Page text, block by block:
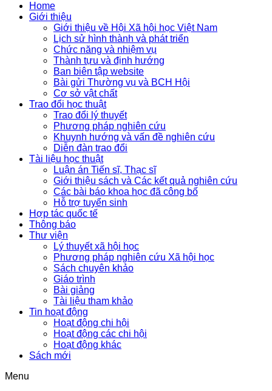
Home
Giới thiệu
Giới thiệu về Hội Xã hội học Việt Nam
Lịch sử hình thành và phát triển
Chức năng và nhiệm vụ
Thành tựu và định hướng
Ban biên tập website
Bài gửi Thường vụ và BCH Hội
Cơ sở vật chất
Trao đổi học thuật
Trao đổi lý thuyết
Phương pháp nghiên cứu
Khuynh hướng và vấn đề nghiên cứu
Diễn đàn trao đổi
Tài liệu học thuật
Luận án Tiến sĩ, Thạc sĩ
Giới thiệu sách và Các kết quả nghiên cứu
Các bài báo khoa học đã công bố
Hỗ trợ tuyển sinh
Hợp tác quốc tế
Thông báo
Thư viện
Lý thuyết xã hội học
Phương pháp nghiên cứu Xã hội học
Sách chuyên khảo
Giáo trình
Bài giảng
Tài liệu tham khảo
Tin hoạt động
Hoạt động chi hội
Hoạt động các chi hội
Hoạt động khác
Sách mới
Menu